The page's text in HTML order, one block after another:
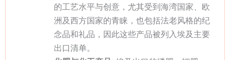
的工艺水平与创意，尤其受到海湾国家、欧
洲及西方国家的青睐，也包括法老风格的纪
念品和礼品，因此这些产品被列入埃及主要
出口清单。